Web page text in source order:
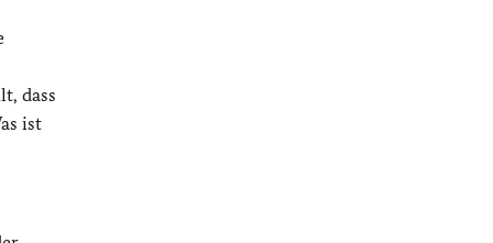
dass
ist